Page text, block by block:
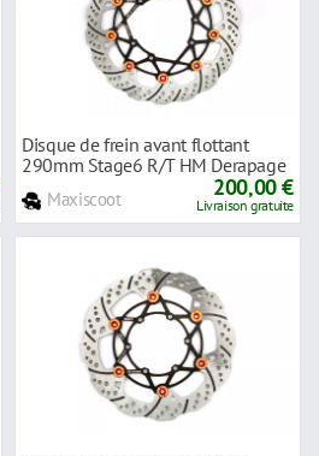
Disque de frein avant flottant
290mm Stage6 R/T HM Derapage
Maxiscoot 200,00 €
Livraison gratuite